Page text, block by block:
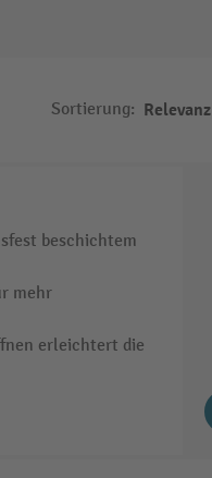
Sortierung: Relevanz
beschichtem
mehr
erleichtert die